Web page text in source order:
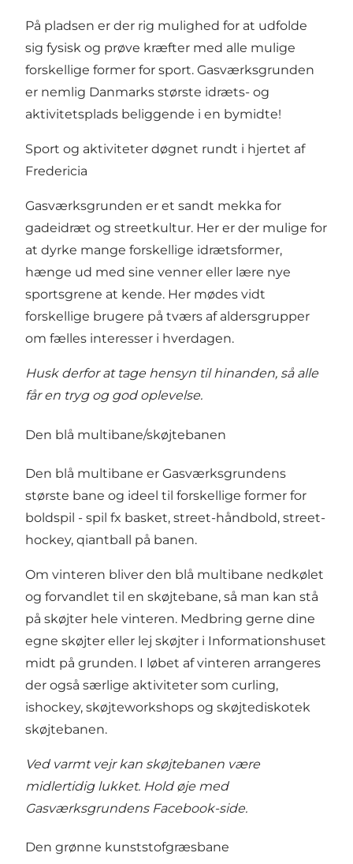
På pladsen er der rig mulighed for at udfolde
sig fysisk og prøve kræfter med alle mulige
forskellige former for sport. Gasværksgrunden
er nemlig Danmarks største idræts- og
aktivitetsplads beliggende i en bymidte!
Sport og aktiviteter døgnet rundt i hjertet af
Fredericia
Gasværksgrunden er et sandt mekka for
gadeidræt og streetkultur. Her er der mulige for
at dyrke mange forskellige idrætsformer,
hænge ud med sine venner eller lære nye
sportsgrene at kende. Her mødes vidt
forskellige brugere på tværs af aldersgrupper
om fælles interesser i hverdagen.
Husk derfor at tage hensyn til hinanden, så alle
får en tryg og god oplevelse.
Den blå multibane/skøjtebanen
Den blå multibane er Gasværksgrundens
største bane og ideel til forskellige former for
boldspil - spil fx basket, street-håndbold, street-
hockey, qiantball på banen.
Om vinteren bliver den blå multibane nedkølet
og forvandlet til en skøjtebane, så man kan stå
på skøjter hele vinteren. Medbring gerne dine
egne skøjter eller lej skøjter i Informationshuset
midt på grunden. I løbet af vinteren arrangeres
der også særlige aktiviteter som curling,
ishockey, skøjteworkshops og skøjtediskotek
skøjtebanen.
Ved varmt vejr kan skøjtebanen være
midlertidig lukket. Hold øje med
Gasværksgrundens Facebook-side.
Den grønne kunststofgræsbane